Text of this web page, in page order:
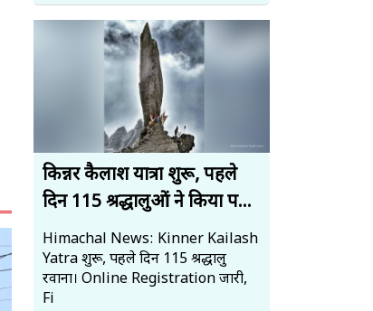
किन्नर कैलाश यात्रा शुरू, पहले
दिन 115 श्रद्धालुओं ने किया प...
Himachal News: Kinner Kailash
Yatra शुरू, पहले दिन 115 श्रद्धालु
रवाना। Online Registration जारी,
Fi